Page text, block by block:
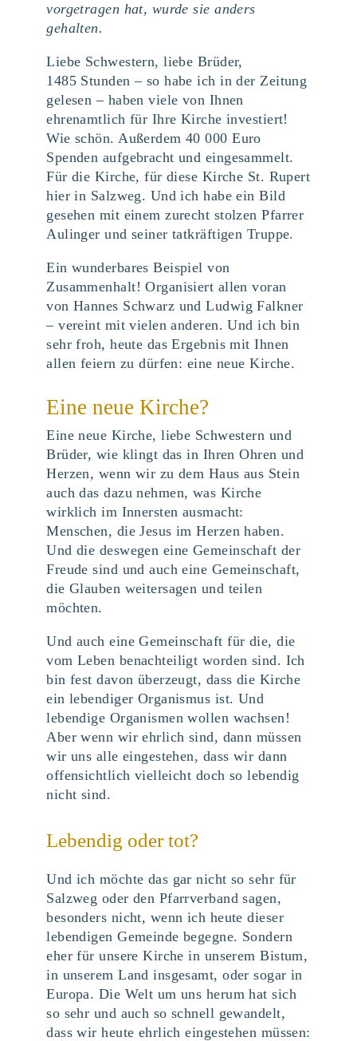
vorgetragen hat, wurde sie anders
gehalten.
Liebe Schwestern, liebe Brüder,
1485 Stunden – so habe ich in der Zeitung
gelesen – haben viele von Ihnen
ehrenamtlich für Ihre Kirche investiert!
Wie schön. Außerdem 40 000 Euro
Spenden aufgebracht und eingesammelt.
Für die Kirche, für diese Kirche St. Rupert
hier in Salzweg. Und ich habe ein Bild
gesehen mit einem zurecht stolzen Pfarrer
Aulinger und seiner tatkräftigen Truppe.
Ein wunderbares Beispiel von
Zusammenhalt! Organisiert allen voran
von Hannes Schwarz und Ludwig Falkner
– vereint mit vielen anderen. Und ich bin
sehr froh, heute das Ergebnis mit Ihnen
allen feiern zu dürfen: eine neue Kirche.
Eine neue Kirche?
Eine neue Kirche, liebe Schwestern und
Brüder, wie klingt das in Ihren Ohren und
Herzen, wenn wir zu dem Haus aus Stein
auch das dazu nehmen, was Kirche
wirklich im Innersten ausmacht:
Menschen, die Jesus im Herzen haben.
Und die deswegen eine Gemeinschaft der
Freude sind und auch eine Gemeinschaft,
die Glauben weitersagen und teilen
möchten.
Und auch eine Gemeinschaft für die, die
vom Leben benachteiligt worden sind. Ich
bin fest davon überzeugt, dass die Kirche
ein lebendiger Organismus ist. Und
lebendige Organismen wollen wachsen!
Aber wenn wir ehrlich sind, dann müssen
wir uns alle eingestehen, dass wir dann
offensichtlich vielleicht doch so lebendig
nicht sind.
Lebendig oder tot?
Und ich möchte das gar nicht so sehr für
Salzweg oder den Pfarrverband sagen,
besonders nicht, wenn ich heute dieser
lebendigen Gemeinde begegne. Sondern
eher für unsere Kirche in unserem Bistum,
in unserem Land insgesamt, oder sogar in
Europa. Die Welt um uns herum hat sich
so sehr und auch so schnell gewandelt,
dass wir heute ehrlich eingestehen müssen: